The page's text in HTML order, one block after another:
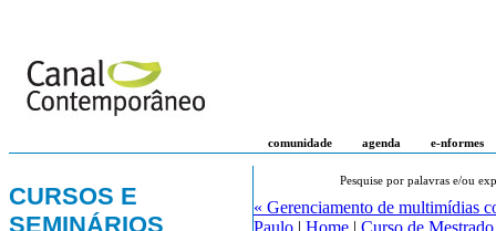
comunidade agenda e-nformes
CURSOS E
SEMINÁRIOS
Pesquise por palavras e/ou
« Gerenciamento de multimídias
Paulo | Home | Curso de